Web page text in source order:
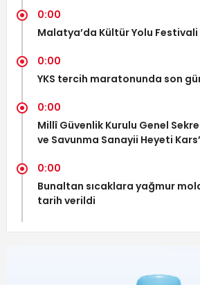
0:00
Malatya’da Kültür Yolu Festivali
0:00
YKS tercih maratonunda son
0:00
Millî Güvenlik Kurulu Genel
ve Savunma Sanayii Heyeti
0:00
Bunaltan sıcaklara yağmur
tarih verildi